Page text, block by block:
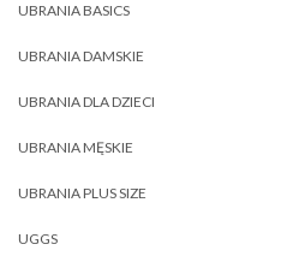
UBRANIA BASICS
UBRANIA DAMSKIE
UBRANIA DLA DZIECI
UBRANIA MĘSKIE
UBRANIA PLUS SIZE
UGGS